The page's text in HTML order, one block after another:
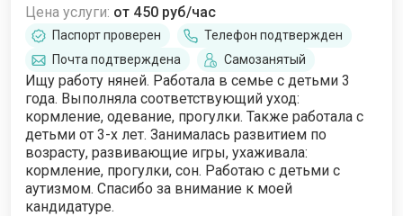
Цена услуги: от 450 руб/час
Паспорт проверен
Телефон подтвержден
Почта подтверждена
Самозанятый
Ищу работу няней. Работала в семье с детьми 3
года. Выполняла соответствующий уход:
кормление, одевание, прогулки. Также работала с
детьми от 3-х лет. Занималась развитием по
возрасту, развивающие игры, ухаживала:
кормление, прогулки, сон. Работаю с детьми с
аутизмом. Спасибо за внимание к моей
кандидатуре.